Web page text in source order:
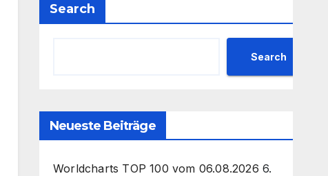
Search
Search
Neueste Beiträge
Worldcharts TOP 100 vom 06.08.2026 6.